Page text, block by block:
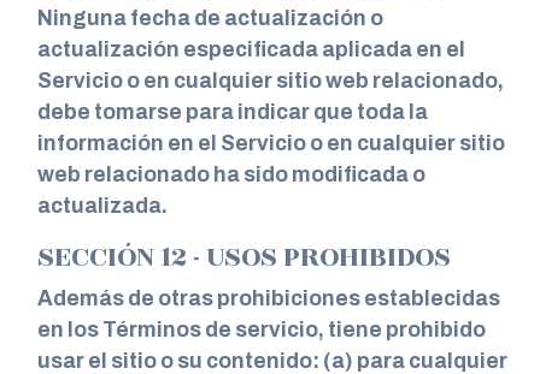
Ninguna fecha de actualización o
actualización especificada aplicada en el
Servicio o en cualquier sitio web relacionado,
debe tomarse para indicar que toda la
información en el Servicio o en cualquier sitio
web relacionado ha sido modificada o
actualizada.
SECCIÓN 12 - USOS PROHIBIDOS
Además de otras prohibiciones establecidas
en los Términos de servicio, tiene prohibido
usar el sitio o su contenido: (a) para cualquier